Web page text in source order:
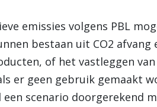
emissies volgens PBL
bestaan uit CO2 afvang
of het vastleggen
er geen gebruik gemaakt
een scenario doorgerekend